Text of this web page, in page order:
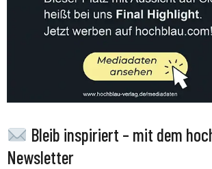
Bleib inspiriert – mit dem
Newsletter